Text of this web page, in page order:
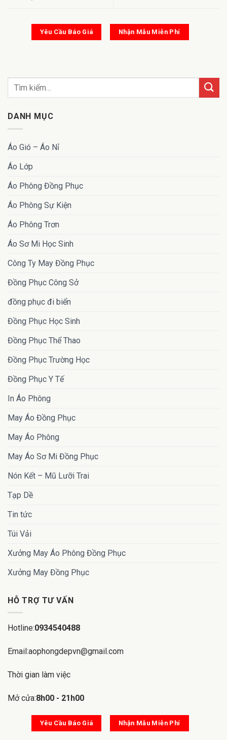
Yêu Cầu Báo Giá Nhận Mẫu Miễn Phí
DANH MỤC
Áo Gió – Áo Nỉ
Áo Lớp
Áo Phông Đồng Phục
Áo Phông Sự Kiện
Áo Phông Trơn
Áo Sơ Mi Học Sinh
Công Ty May Đồng Phục
Đồng Phục Công Sở
đồng phục đi biển
Đồng Phục Học Sinh
Đồng Phục Thể Thao
Đồng Phục Trường Học
Đồng Phục Y Tế
In Áo Phông
May Áo Đồng Phục
May Áo Phông
May Áo Sơ Mi Đồng Phục
Nón Kết – Mũ Lưỡi Trai
Tạp Dề
Tin tức
Túi Vải
Xưởng May Áo Phông Đồng Phục
Xưởng May Đồng Phục
HỖ TRỢ TƯ VẤN
Hotline:0934540488
Email:aophongdepvn@gmail.com
Thời gian làm việc
Mở cửa:8h00 - 21h00
Yêu Cầu Báo Giá Nhận Mẫu Miễn Phí